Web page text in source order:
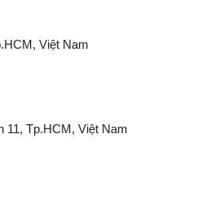
Việt Nam
11, Tp.HCM, Việt Nam